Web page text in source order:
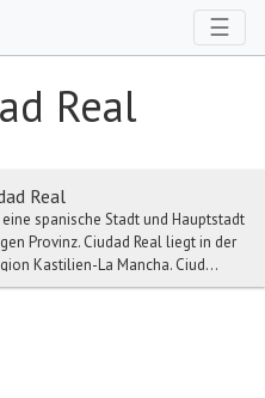
☰
Real
Real
spanische Stadt und Hauptstadt
Provinz. Ciudad Real liegt in der
Kastilien-La Mancha. Ciud...